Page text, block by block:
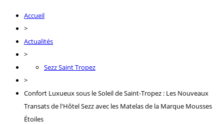
Accueil
>
Actualités
>
Sezz Saint Tropez
>
Confort Luxueux sous le Soleil de Saint-Tropez : Les Nouveaux
Transats de l'Hôtel Sezz avec les Matelas de la Marque Mousses
Étoiles